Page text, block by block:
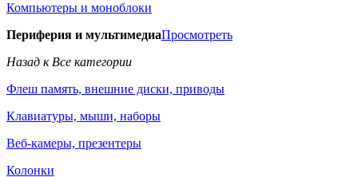
Компьютеры и моноблоки
Периферия и мультимедиаПросмотреть
Назад к Все категории
Флеш память, внешние диски, приводы
Клавиатуры, мыши, наборы
Веб-камеры, презентеры
Колонки